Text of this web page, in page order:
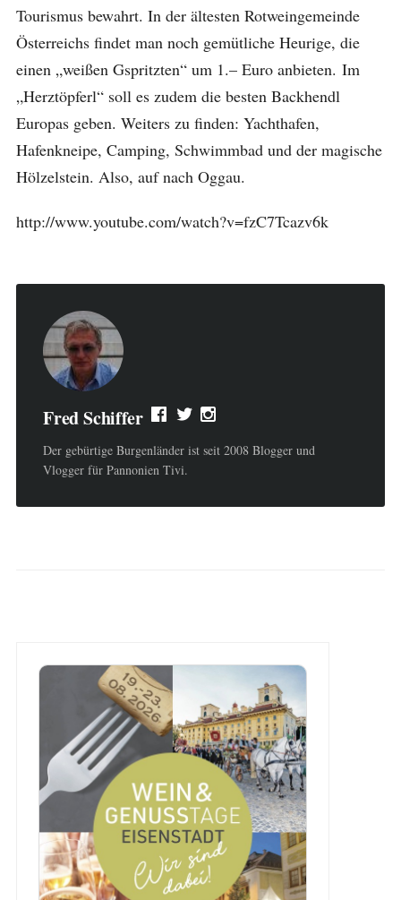
Tourismus bewahrt. In der ältesten Rotweingemeinde
Österreichs findet man noch gemütliche Heurige, die
einen „weißen Gspritzten“ um 1.– Euro anbieten. Im
„Herztöpferl“ soll es zudem die besten Backhendl
Europas geben. Weiters zu finden: Yachthafen,
Hafenkneipe, Camping, Schwimmbad und der magische
Hölzelstein. Also, auf nach Oggau.
http://www.youtube.com/watch?v=fzC7Tcazv6k
Fred Schiffer
Der gebürtige Burgenländer ist seit 2008 Blogger und
Vlogger für Pannonien Tivi.